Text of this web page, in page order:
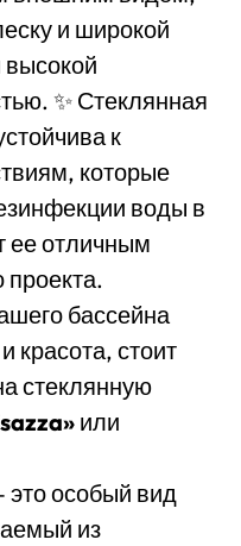
и широкой
высокой
✨ Стеклянная
к
которые
воды в
ее отличным
бассейна
красота, стоит
стеклянную
или
особый вид
из